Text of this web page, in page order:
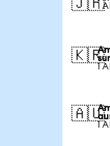
🇯🇵
1
🇰🇷
1
🇦🇺
1